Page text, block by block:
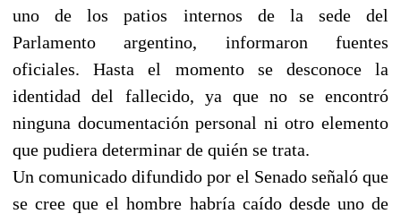
uno de los patios internos de la sede del
Parlamento argentino, informaron fuentes
oficiales. Hasta el momento se desconoce la
identidad del fallecido, ya que no se encontró
ninguna documentación personal ni otro elemento
que pudiera determinar de quién se trata.
Un comunicado difundido por el Senado señaló que
se cree que el hombre habría caído desde uno de